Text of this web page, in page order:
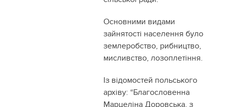
Основними видами
зайнятості населення було
землеробство, рибництво,
мисливство, лозоплетіння.
Із відомостей польського
архіву: “Благословенна
Марцеліна Доровська, з